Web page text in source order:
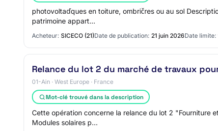
photovoltaďques en toiture, ombričres ou au sol
patrimoine appart…
Acheteur: SICECO (21)Date de publication: 21 juin 2026Date limite:
Relance du lot 2 du marché de travaux
01-Ain · West Europe · France
Mot-clé trouvé dans la description
Cette opération concerne la relance du lot 2 "Fourniture
Modules solaires p…